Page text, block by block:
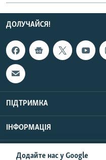
Додайте нас у Google
ДОЛУЧАЙСЯ!
ПІДТРИМКА
ІНФОРМАЦІЯ
© Радіо
UTC+3